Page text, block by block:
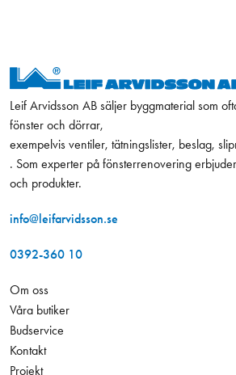
Leif Arvidsson AB säljer byggmaterial som
fönster och dörrar,
exempelvis ventiler, tätningslister, beslag,
. Som experter på fönsterrenovering
och produkter.
info@leifarvidsson.se
0392-360 10
Om oss
Våra butiker
Budservice
Kontakt
Projekt